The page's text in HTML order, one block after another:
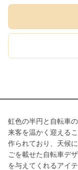
虹色の半円と自転車
来客を温かく迎える
作られており、天候
ごを載せた自転車デ
を与えてくれるアイ